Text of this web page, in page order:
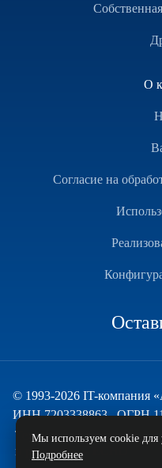
О
Согласие на
© 1993-2026 IT-компания
ИНН 7203338863 , ОГРН
Техническая поддержка
и развитие — ECHO
Мы используем cookie для
Подробнее